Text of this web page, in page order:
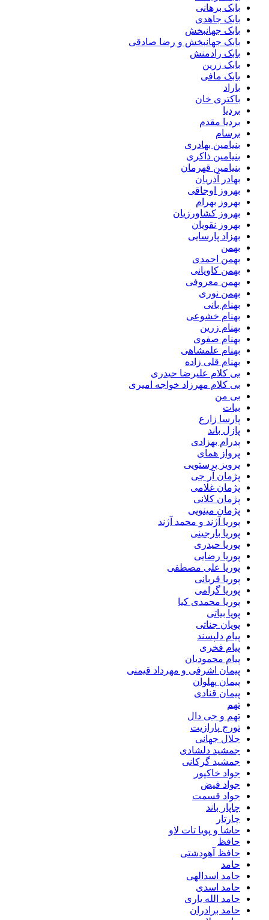
بابک برهانی
بابک جاهدی
بابک جهانبخش
بابک جهانبخش و رضا صادقی
بابک رادمنش
بابک زرین
بابک مافی
باراد
باکتری خان
بردیا
بردیا مقدم
برسام
بنیامین بهادری
بنیامین ذاکری
بنیامین قهرمان
بهادر آذریان
بهروز اوجاقی
بهروز بهرام
بهروز کشاورزیان
بهروز نقویان
بهزاد پارسایی
بهمن
بهمن احمدی
بهمن کاویانی
بهمن معروفی
بهمن نوری
بهنام بانی
بهنام خشوعی
بهنام زرین
بهنام صفوی
بهنام علمشاهی
بهنام قلی زاده
بی کلام علیرضا حیدری
بی کلام مهرزاد خواجه امیری
بی من
بیات
پارسا زارع
پازل باند
پدرام بهزادی
پرواز همای
پرویز پرستویی
پژمان آر جی
پژمان غلامی
پژمان کلانی
پژمان مینویی
پوریا آژند و محمد آژند
پوریا بارجینی
پوریا حیدری
پوریا رضایی
پوریا علی مصطفی
پوریا قربانی
پوریا گرامی
پوریا محمدی کیا
پویا بیاتی
پویان جناتی
پیام دلپسند
پیام فخری
پیام محمودیان
پیمان اشرفی و مهرداد قیمنی
پیمان پهلوان
پیمان قنادی
تهم
تهم و جی دال
تورج پارازیت
جلال جهانی
جمشید دلشادی
جمشید گرکانی
جواد خاکپور
جواد فیض
جواد قسمت
چاپار باند
چارتار
حاشا و پویا تات لاو
حافظ
حافظ آهودشتی
حامد
حامد اسدالهی
حامد اسدی
حامد الله یاری
حامد برادران